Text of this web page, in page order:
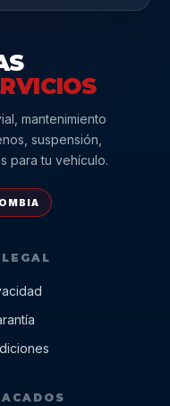
mantenimiento
suspensión,
para tu vehículo.